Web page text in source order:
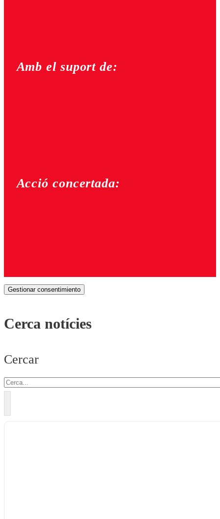
Amb el suport de:
Acció concertada:
Gestionar consentimiento
Cerca notícies
Cercar